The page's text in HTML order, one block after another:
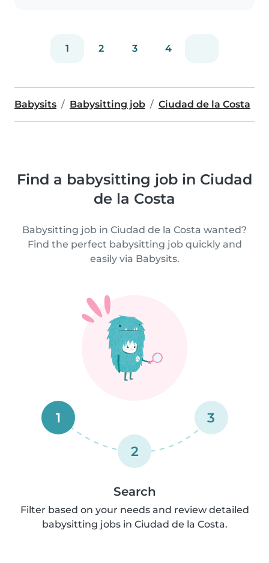
1 2 3 4
Babysits Babysitting job Ciudad de la Costa
Find a babysitting job in Ciudad
de la Costa
Babysitting job in Ciudad de la Costa wanted?
Find the perfect babysitting job quickly and
easily via Babysits.
1
2
3
Search
Filter based on your needs and review detailed
babysitting jobs in Ciudad de la Costa.